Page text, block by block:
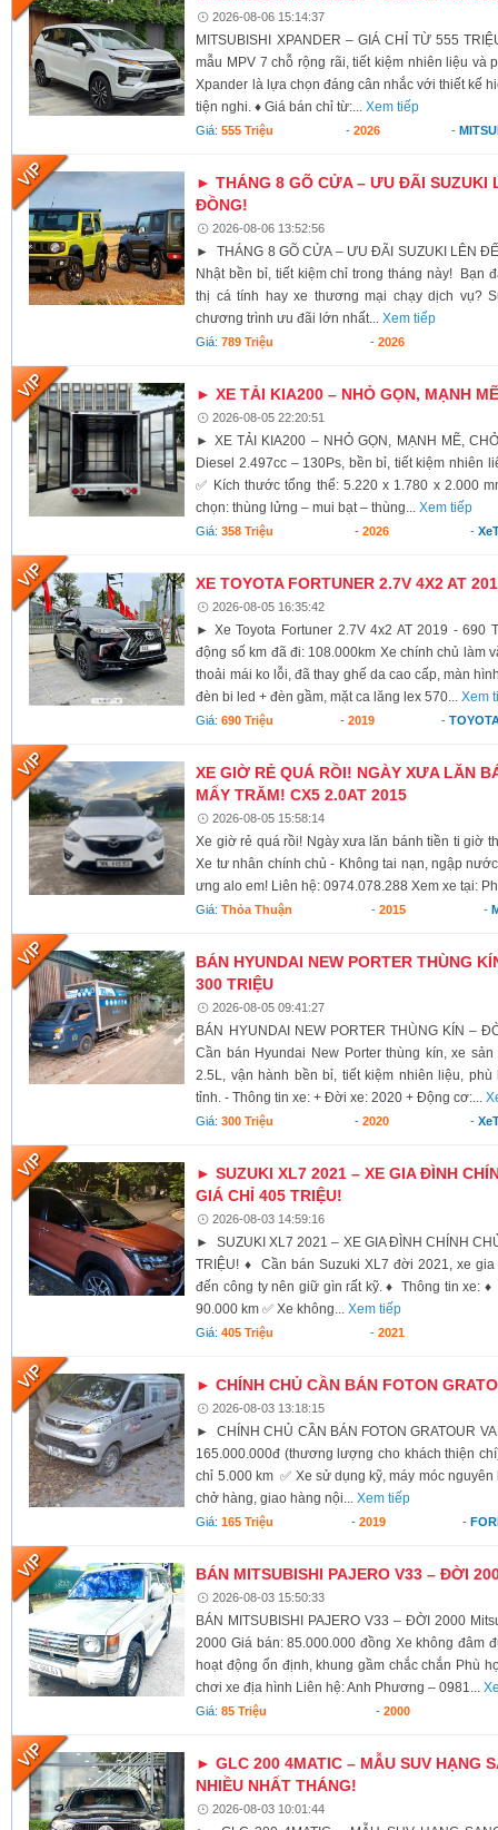
2026-08-06 15:14:37
MITSUBISHI XPANDER – GIÁ CHỈ TỪ 555
mẫu MPV 7 chỗ rộng rãi, tiết kiệm nhiên liệu và
Xpander là lựa chọn đáng cân nhắc với thiết kế
tiện nghi. ♦ Giá bán chỉ từ:...Xem tiếp
Giá:555 Triệu - 2026 -
► THÁNG 8 GÕ CỬA – ƯU ĐÃI SUZUKI
ĐỒNG!
2026-08-06 13:52:56
► THÁNG 8 GÕ CỬA – ƯU ĐÃI SUZUKI LÊN
Nhật bền bỉ, tiết kiệm chỉ trong tháng này! Bạn
thị cá tính hay xe thương mại chạy dịch vụ?
chương trình ưu đãi lớn nhất...Xem tiếp
Giá:789 Triệu - 2026
► XE TẢI KIA200 – NHỎ GỌN, MẠNH
2026-08-05 22:20:51
► XE TẢI KIA200 – NHỎ GỌN, MẠNH MẼ,
Diesel 2.497cc – 130Ps, bền bỉ, tiết kiệm nhiên
✅ Kích thước tổng thể: 5.220 x 1.780 x 2.000
chọn: thùng lửng – mui bạt – thùng...Xem tiếp
Giá:358 Triệu -2026 -
XE TOYOTA FORTUNER 2.7V 4X2 AT
2026-08-05 16:35:42
► Xe Toyota Fortuner 2.7V 4x2 AT 2019 - 690
động số km đã đi: 108.000km Xe chính chủ làm
thoải mái ko lỗi, đã thay ghế da cao cấp, màn
đèn bi led + đèn gầm, mặt ca lăng lex 570...Xem
Giá:690 Triệu -2019 -
XE GIỜ RẺ QUÁ RỒI! NGÀY XƯA LĂN
MẤY TRĂM! CX5 2.0AT 2015
2026-08-05 15:58:14
Xe giờ rẻ quá rồi! Ngày xưa lăn bánh tiền ti giờ
Xe tư nhân chính chủ - Không tai nạn, ngập
ưng alo em! Liên hệ: 0974.078.288 Xem xe tại:
Giá:Thỏa Thuận - 2015 -
BÁN HYUNDAI NEW PORTER THÙNG
300 TRIỆU
2026-08-05 09:41:27
BÁN HYUNDAI NEW PORTER THÙNG KÍN –
Cần bán Hyundai New Porter thùng kín, xe
2.5L, vận hành bền bỉ, tiết kiệm nhiên liệu,
tỉnh. - Thông tin xe: + Đời xe: 2020 + Động cơ:...
Giá:300 Triệu -2020 -
► SUZUKI XL7 2021 – XE GIA ĐÌNH
GIÁ CHỈ 405 TRIỆU!
2026-08-03 14:59:16
► SUZUKI XL7 2021 – XE GIA ĐÌNH CHÍNH
TRIỆU! ♦ Cần bán Suzuki XL7 đời 2021, xe
đến công ty nên giữ gìn rất kỹ. ♦ Thông tin xe:
90.000 km ✅ Xe không...Xem tiếp
Giá:405 Triệu - 2021
► CHÍNH CHỦ CẦN BÁN FOTON
2026-08-03 13:18:15
► CHÍNH CHỦ CẦN BÁN FOTON GRATOUR
165.000.000đ (thương lượng cho khách thiện
chỉ 5.000 km ✅ Xe sử dụng kỹ, máy móc
chở hàng, giao hàng nội...Xem tiếp
Giá:165 Triệu - 2019 -
BÁN MITSUBISHI PAJERO V33 – ĐỜI
2026-08-03 15:50:33
BÁN MITSUBISHI PAJERO V33 – ĐỜI 2000
2000 Giá bán: 85.000.000 đồng Xe không đâm
hoạt động ổn định, khung gầm chắc chắn Phù
chơi xe địa hình Liên hệ: Anh Phương – 0981...
Giá:85 Triệu -2000
► GLC 200 4MATIC – MẪU SUV HẠNG
NHIỀU NHẤT THÁNG!
2026-08-03 10:01:44